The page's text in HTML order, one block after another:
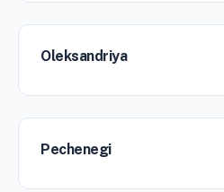
Oleksandriya
Pechenegi